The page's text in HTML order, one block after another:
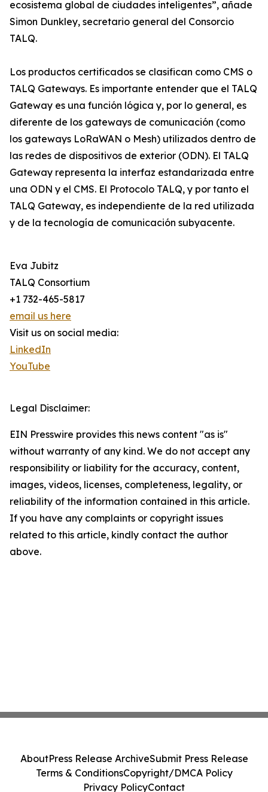
ecosistema global de ciudades inteligentes”, añade
Simon Dunkley, secretario general del Consorcio
TALQ.
Los productos certificados se clasifican como CMS o
TALQ Gateways. Es importante entender que el TALQ
Gateway es una función lógica y, por lo general, es
diferente de los gateways de comunicación (como
los gateways LoRaWAN o Mesh) utilizados dentro de
las redes de dispositivos de exterior (ODN). El TALQ
Gateway representa la interfaz estandarizada entre
una ODN y el CMS. El Protocolo TALQ, y por tanto el
TALQ Gateway, es independiente de la red utilizada
y de la tecnología de comunicación subyacente.
Eva Jubitz
TALQ Consortium
+1 732-465-5817
email us here
Visit us on social media:
LinkedIn
YouTube
Legal Disclaimer:
EIN Presswire provides this news content "as is"
without warranty of any kind. We do not accept any
responsibility or liability for the accuracy, content,
images, videos, licenses, completeness, legality, or
reliability of the information contained in this article.
If you have any complaints or copyright issues
related to this article, kindly contact the author
above.
AboutPress Release ArchiveSubmit Press Release
Terms & ConditionsCopyright/DMCA Policy
Privacy PolicyContact